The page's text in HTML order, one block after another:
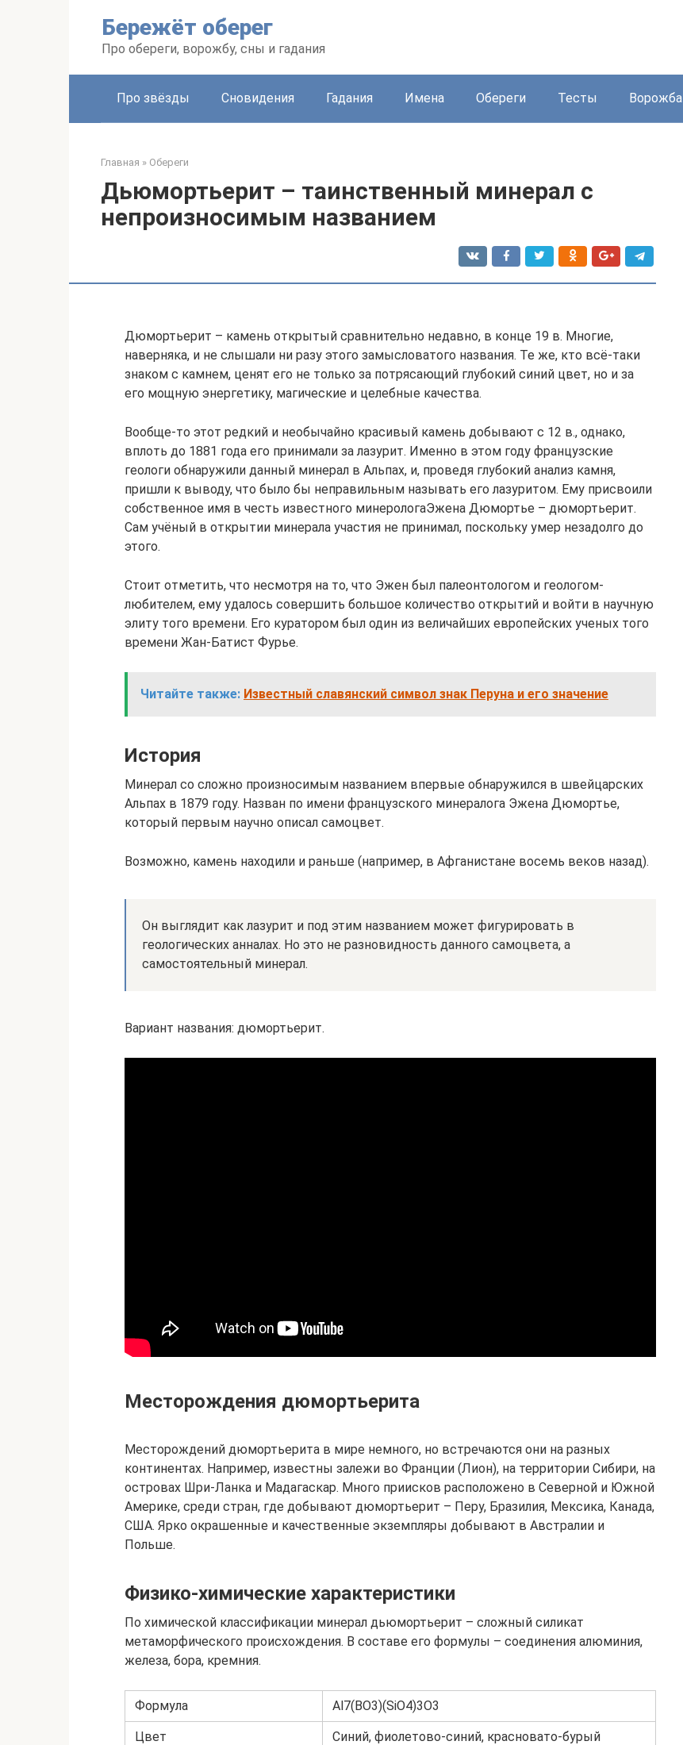
Бережёт оберег
Про обереги, ворожбу, сны и гадания
Про звёзды Сновидения Гадания Имена Обереги Тесты Ворожба
Главная » Обереги
Дьюмортьерит – таинственный минерал с
непроизносимым названием
Дюмортьерит – камень открытый сравнительно недавно, в конце 19 в. Многие,
наверняка, и не слышали ни разу этого замысловатого названия. Те же, кто всё-таки
знаком с камнем, ценят его не только за потрясающий глубокий синий цвет, но и за
его мощную энергетику, магические и целебные качества.
Вообще-то этот редкий и необычайно красивый камень добывают с 12 в., однако,
вплоть до 1881 года его принимали за лазурит. Именно в этом году французские
геологи обнаружили данный минерал в Альпах, и, проведя глубокий анализ камня,
пришли к выводу, что было бы неправильным называть его лазуритом. Ему присвоили
собственное имя в честь известного минерологаЭжена Дюмортье – дюмортьерит.
Сам учёный в открытии минерала участия не принимал, поскольку умер незадолго до
этого.
Стоит отметить, что несмотря на то, что Эжен был палеонтологом и геологом-
любителем, ему удалось совершить большое количество открытий и войти в научную
элиту того времени. Его куратором был один из величайших европейских ученых того
времени Жан-Батист Фурье.
Читайте также: Известный славянский символ знак Перуна и его значение
История
Минерал со сложно произносимым названием впервые обнаружился в швейцарских
Альпах в 1879 году. Назван по имени французского минералога Эжена Дюмортье,
который первым научно описал самоцвет.
Возможно, камень находили и раньше (например, в Афганистане восемь веков назад).
Он выглядит как лазурит и под этим названием может фигурировать в
геологических анналах. Но это не разновидность данного самоцвета, а
самостоятельный минерал.
Вариант названия: дюмортьерит.
Месторождения дюмортьерита
Месторождений дюмортьерита в мире немного, но встречаются они на разных
континентах. Например, известны залежи во Франции (Лион), на территории Сибири, на
островах Шри-Ланка и Мадагаскар. Много приисков расположено в Северной и Южной
Америке, среди стран, где добывают дюмортьерит – Перу, Бразилия, Мексика, Канада,
США. Ярко окрашенные и качественные экземпляры добывают в Австралии и
Польше.
Физико-химические характеристики
По химической классификации минерал дьюмортьерит – сложный силикат
метаморфического происхождения. В составе его формулы – соединения алюминия,
железа, бора, кремния.
Формула Al7(BO3)(SiO4)3O3
Цвет Синий, фиолетово-синий, красновато-бурый